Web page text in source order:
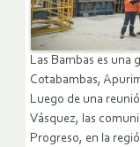
Las Bambas es una
Cotabambas,
Luego de una
Vásquez, las
Progreso, en la